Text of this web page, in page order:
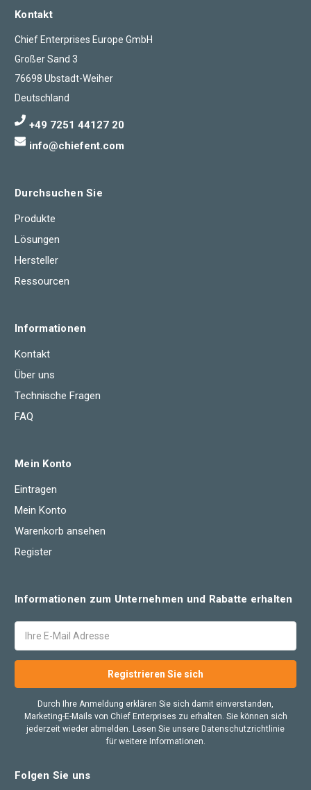
Kontakt
Chief Enterprises Europe GmbH
Großer Sand 3
76698 Ubstadt-Weiher
Deutschland
+49 7251 44127 20
info@chiefent.com
Durchsuchen Sie
Produkte
Lösungen
Hersteller
Ressourcen
Informationen
Kontakt
Über uns
Technische Fragen
FAQ
Mein Konto
Eintragen
Mein Konto
Warenkorb ansehen
Register
Informationen zum Unternehmen und Rabatte erhalten
Mail
Durch Ihre Anmeldung erklären Sie sich damit einverstanden,
Marketing-E-Mails von Chief Enterprises zu erhalten. Sie können sich
jederzeit wieder abmelden. Lesen Sie unsere Datenschutzrichtlinie
für weitere Informationen.
Folgen Sie uns